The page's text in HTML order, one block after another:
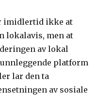
imidlertid ikke at
lokalavis, men at
av lokal
platform
lar den ta
av sosiale